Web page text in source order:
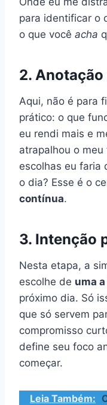
para identificar o
o que você acha
2.
Aqui, não é para
prático: o que
eu rendi mais e
atrapalhou o
escolhas eu faria
o dia? Esse é o
contínua.
3. Intenção
Nesta etapa, a
escolhe de uma
próximo dia. Só
que só servem
compromisso
define seu foco
começar.
Leia Também: